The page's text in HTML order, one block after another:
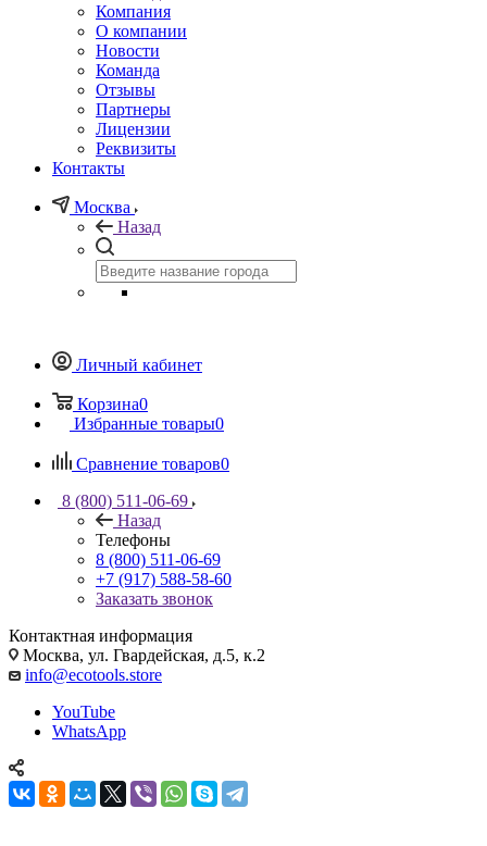
Компания
О компании
Новости
Команда
Отзывы
Партнеры
Лицензии
Реквизиты
Контакты
Москва
Назад
Личный кабинет
Корзина0
Избранные товары0
Сравнение товаров0
8 (800) 511-06-69
Назад
Телефоны
8 (800) 511-06-69
+7 (917) 588-58-60
Заказать звонок
Контактная информация
Москва, ул. Гвардейская, д.5, к.2
info@ecotools.store
YouTube
WhatsApp